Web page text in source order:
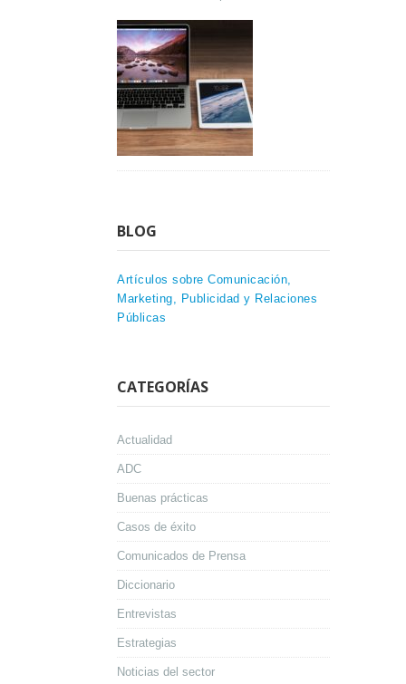
BLOG
Artículos sobre Comunicación,
Marketing, Publicidad y Relaciones
Públicas
CATEGORÍAS
Actualidad
ADC
Buenas prácticas
Casos de éxito
Comunicados de Prensa
Diccionario
Entrevistas
Estrategias
Noticias del sector